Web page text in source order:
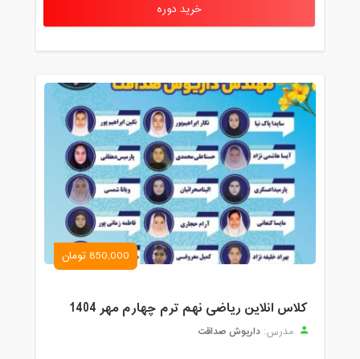
خرید دوره
850,000 تومان
کلاس انلاین ریاضی نهم ترم چهارم مهر 1404
مدرس: داریوش صداقت